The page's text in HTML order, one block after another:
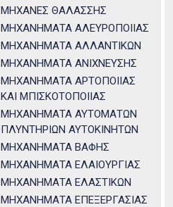
ΜΗΧΑΝΕΣ ΘΑΛΑΣΣΗΣ
ΜΗΧΑΝΗΜΑΤΑ ΑΛΕΥΡΟΠΟΙΙΑΣ
ΜΗΧΑΝΗΜΑΤΑ ΑΛΛΑΝΤΙΚΩΝ
ΜΗΧΑΝΗΜΑΤΑ ΑΝΙΧΝΕΥΣΗΣ
ΜΗΧΑΝΗΜΑΤΑ ΑΡΤΟΠΟΙΙΑΣ
ΚΑΙ ΜΠΙΣΚΟΤΟΠΟΙΙΑΣ
ΜΗΧΑΝΗΜΑΤΑ ΑΥΤΟΜΑΤΩΝ
ΠΛΥΝΤΗΡΙΩΝ ΑΥΤΟΚΙΝΗΤΩΝ
ΜΗΧΑΝΗΜΑΤΑ ΒΑΦΗΣ
ΜΗΧΑΝΗΜΑΤΑ ΕΛΑΙΟΥΡΓΙΑΣ
ΜΗΧΑΝΗΜΑΤΑ ΕΛΑΣΤΙΚΩΝ
ΜΗΧΑΝΗΜΑΤΑ ΕΠΕΞΕΡΓΑΣΙΑΣ